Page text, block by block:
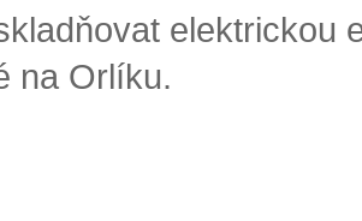
elektrickou
na Orlíku.